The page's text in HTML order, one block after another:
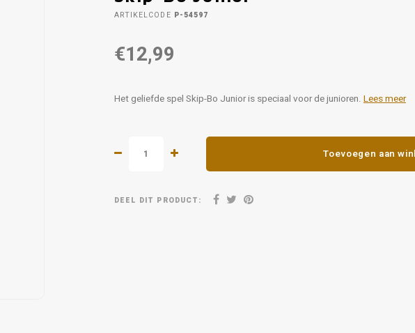
ARTIKELCODE P-54597
€12,99
Het geliefde spel Skip-Bo Junior is speciaal voor de junioren. Lees meer
Toevoegen aan
DEEL DIT PRODUCT: